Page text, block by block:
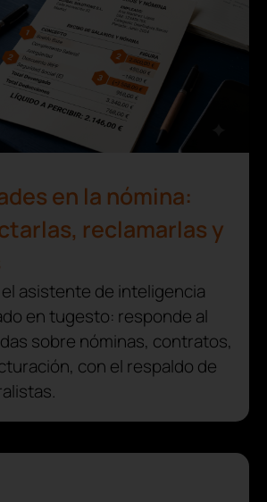
en la nómina:
reclamarlas y
asistente de inteligencia
en tugesto: responde al
sobre nóminas, contratos,
con el respaldo de